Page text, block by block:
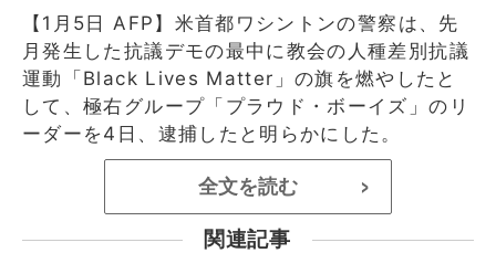
【1月5日 AFP】米首都ワシントンの警察は、先
月発生した抗議デモの最中に教会の人種差別抗議
運動「Black Lives Matter」の旗を燃やしたと
して、極右グループ「プラウド・ボーイズ」のリ
ーダーを4日、逮捕したと明らかにした。
全文を読む >
関連記事